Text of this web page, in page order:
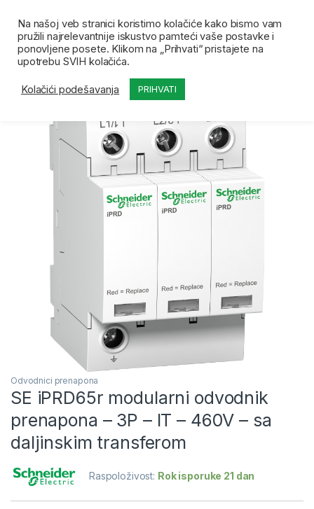
Početna Prodavnica Odvodnici prenapona
Odvodnici prenapona
SE iPRD65r modularni odvodnik
prenapona – 3P – IT – 460V – sa
daljinskim transferom
Raspoloživost: Rok isporuke 21 dan
Na našoj veb stranici koristimo kolačiće kako bismo vam
pružili najrelevantnije iskustvo pamteći vaše postavke i
ponovljene posete. Klikom na „Prihvati“ pristajete na
upotrebu SVIH kolačića.
Kolačići podešavanja PRIHVATI